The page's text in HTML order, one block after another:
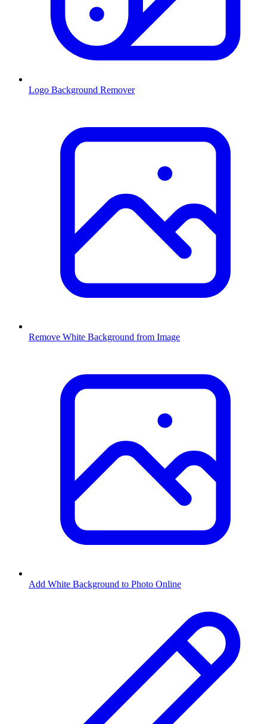
Logo Background Remover
Remove White Background from Image
Add White Background to Photo Online